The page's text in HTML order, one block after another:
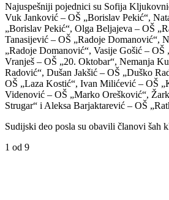
Najuspešniji pojednici su Sofija
Vuk Janković – OŠ „Borislav Pekić“,
„Borislav Pekić“, Olga Beljajeva – OŠ
Tanasijević – OŠ „Radoje Domanović“,
„Radoje Domanović“, Vasije Gošić – OŠ
Vranješ – OŠ „20. Oktobar“, Nemanja
Radović“, Dušan Jakšić – OŠ „Duško
OŠ „Laza Kostić“, Ivan Milićević – OŠ
Videnović – OŠ „Marko Orešković“,
Strugar“ i Aleksa Barjaktarević – OŠ
Sudijski deo posla su obavili članovi šah
1 od 9